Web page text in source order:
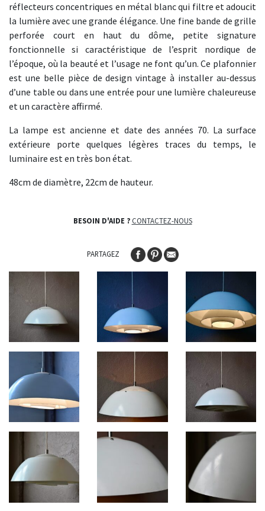
réflecteurs concentriques en métal blanc qui filtre et adoucit
la lumière avec une grande élégance. Une fine bande de grille
perforée court en haut du dôme, petite signature
fonctionnelle si caractéristique de l’esprit nordique de
l’époque, où la beauté et l’usage ne font qu’un. Ce plafonnier
est une belle pièce de design vintage à installer au-dessus
d’une table ou dans une entrée pour une lumière chaleureuse
et un caractère affirmé.
La lampe est ancienne et date des années 70. La surface
extérieure porte quelques légères traces du temps, le
luminaire est en très bon état.
48cm de diamètre, 22cm de hauteur.
BESOIN D'AIDE ? CONTACTEZ-NOUS
PARTAGEZ